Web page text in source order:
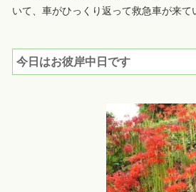
いて、車がひっくり返って救急車が来て
今日はお彼岸中日です